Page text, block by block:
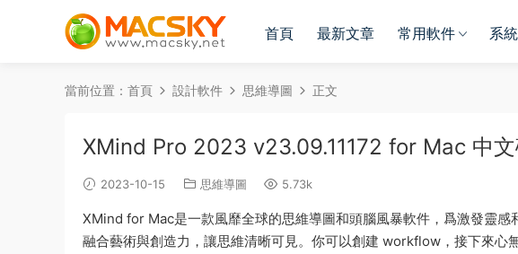
首頁 最新文章 常用軟件 系
當前位置： 首頁 設計軟件 思維導圖 正文
XMind Pro 2023 v23.09.11172 for Mac 中
2023-10-15 思維導圖 5.73k
XMind for Mac是一款風靡全球的思維導圖和頭腦風暴軟件，爲激發靈感
融合藝術與創造力，讓思維清晰可見。你可以創建 workflow，接下來心